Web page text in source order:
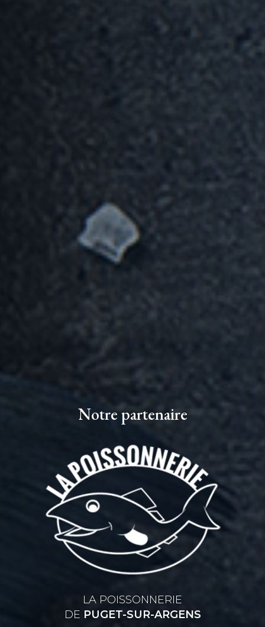
Notre partenaire
LA POISSONNERIE
DE PUGET-SUR-ARGENS